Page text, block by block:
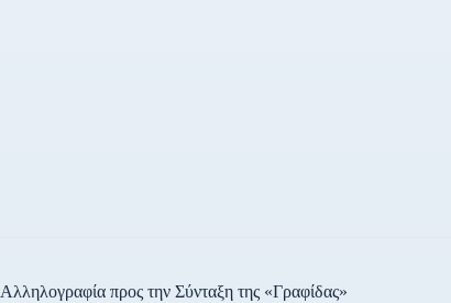
Αλληλογραφία προς την Σύνταξη της «Γραφίδας»